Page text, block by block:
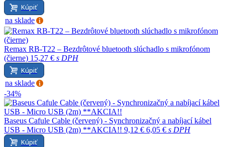
Kúpiť
na sklade
Remax RB-T22 – Bezdrôtové bluetooth slúchadlo s mikrofónom
(čierne) 15,27 € s DPH
Kúpiť
na sklade
-34%
Baseus Cafule Cable (červený) - Synchronizačný a nabíjací kábel
USB - Micro USB (2m) **AKCIA!! 9,12 € 6,05 € s DPH
Kúpiť